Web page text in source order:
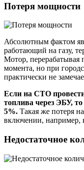
Потеря мощности
Абсолютным фактом
работающий на газу,
Мотор, перерабатывая
момента, но при
практически не
Если на СТО
топлива через ЭБУ,
5%. Такая же потеря
включении, например,
Недостаточное